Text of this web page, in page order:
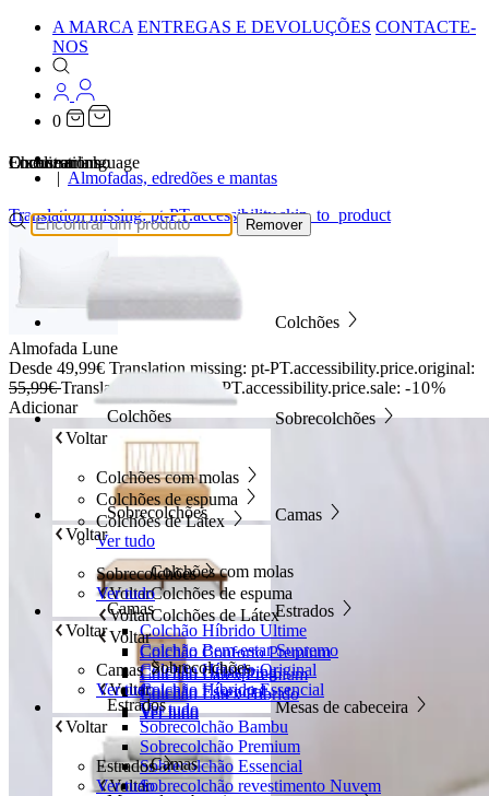
A MARCA ENTREGAS E DEVOLUÇÕES CONTACTE-
NOS
0
Colchões
Voltar
Colchões
Colchões com molas
Voltar
Colchões com molas
Colchão Híbrido Ultime
Colchão Bem-estar Supremo
Colchão Híbrido Original
Colchão Híbrido Essencial
Ver tudo
Colchões de espuma
Voltar
Colchões de espuma
Colchão Conforto Premium
Colchão Octaspring
Colchão Essencial
Ver tudo
Colchões de Látex
Voltar
Colchões de Látex
Colchão Látex Premium
Colchão Látex Híbrido
Ver tudo
Ver tudo
Sobrecolchões
Voltar
Sobrecolchões
Sobrecolchões
Voltar
Sobrecolchões
Sobrecolchão Bambu
Sobrecolchão Premium
Sobrecolchão Essencial
Sobrecolchão revestimento Nuvem
Ver tudo
Camas
Voltar
Camas
Camas
Voltar
Camas
Ver tudo
Estrados
Voltar
Estrados
Estrados
Ver tudo
Mesas de cabeceira
Localizations
Choose a language
Encontrar
Remover
O seu carrinho
…
Almofadas, edredões e mantas
Translation missing: pt-PT.accessibility.skip_to_product
Almofada Lune
Desde 49,99€ Translation missing: pt-PT.accessibility.price.original:
55,99€Translation missing: pt-PT.accessibility.price.sale: -10%
Adicionar